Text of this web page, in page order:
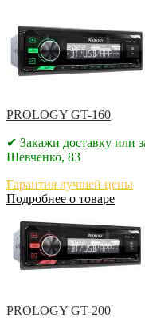
PROLOGY GT-160
✔ Закажи доставку или
Шевченко, 83
Гарантия лучшей цены
Подробнее о товаре
PROLOGY GT-200